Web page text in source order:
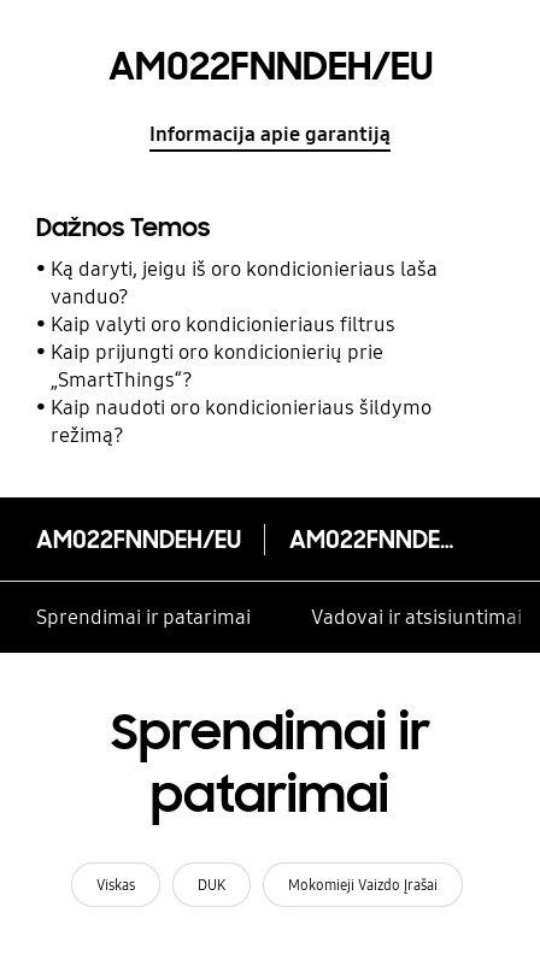
AM022FNNDEH/EU
Informacija apie garantiją
Dažnos Temos
Ką daryti, jeigu iš oro kondicionieriaus laša
vanduo?
Kaip valyti oro kondicionieriaus filtrus
Kaip prijungti oro kondicionierių prie
„SmartThings“?
Kaip naudoti oro kondicionieriaus šildymo
režimą?
AM022FNNDEH/EU AM022FNNDEH/EU
Sprendimai ir patarimai Vadovai ir atsisiuntimai
Sprendimai ir
patarimai
Viskas DUK Mokomieji Vaizdo Įrašai